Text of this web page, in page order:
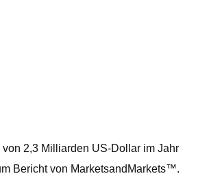
2,3 Milliarden US-Dollar im Jahr
Bericht von MarketsandMarkets™.